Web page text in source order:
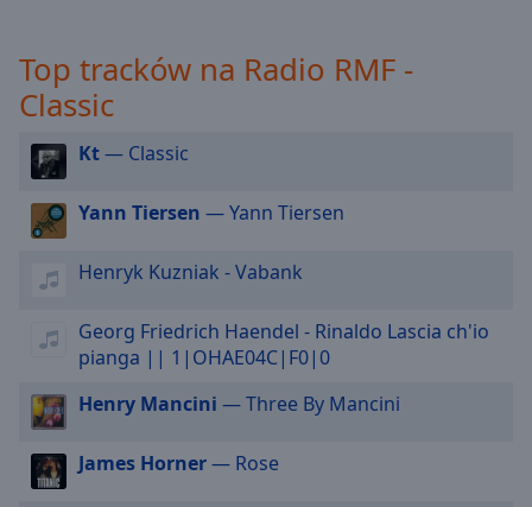
in-
Picture
Fullscreen
modal
window.
Beginning
dialog
Escape
cancel
Top tracków na Radio RMF -
Classic
Kt— Classic
Yann Tiersen — Yann Tiersen
Henryk Kuzniak - Vabank
Georg Friedrich Haendel - Rinaldo Lascia ch'io
pianga || 1|OHAE04C|F0|0
Henry Mancini — Three By Mancini
James Horner— Rose